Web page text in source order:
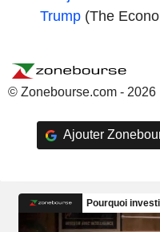
Trump (The
© Zonebourse.com - 2026
Ajouter